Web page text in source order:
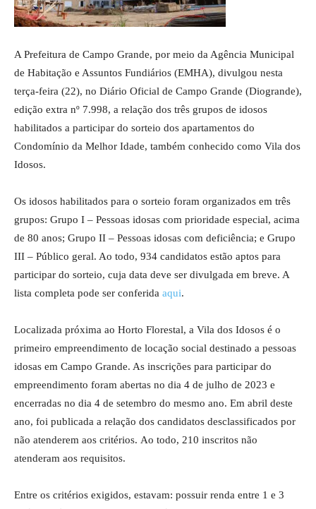
A Prefeitura de Campo Grande, por meio da Agência Municipal
de Habitação e Assuntos Fundiários (EMHA), divulgou nesta
terça-feira (22), no Diário Oficial de Campo Grande (Diogrande),
edição extra nº 7.998, a relação dos três grupos de idosos
habilitados a participar do sorteio dos apartamentos do
Condomínio da Melhor Idade, também conhecido como Vila dos
Idosos.
Os idosos habilitados para o sorteio foram organizados em três
grupos: Grupo I – Pessoas idosas com prioridade especial, acima
de 80 anos; Grupo II – Pessoas idosas com deficiência; e Grupo
III – Público geral. Ao todo, 934 candidatos estão aptos para
participar do sorteio, cuja data deve ser divulgada em breve. A
lista completa pode ser conferida aqui.
Localizada próxima ao Horto Florestal, a Vila dos Idosos é o
primeiro empreendimento de locação social destinado a pessoas
idosas em Campo Grande. As inscrições para participar do
empreendimento foram abertas no dia 4 de julho de 2023 e
encerradas no dia 4 de setembro do mesmo ano. Em abril deste
ano, foi publicada a relação dos candidatos desclassificados por
não atenderem aos critérios. Ao todo, 210 inscritos não
atenderam aos requisitos.
Entre os critérios exigidos, estavam: possuir renda entre 1 e 3